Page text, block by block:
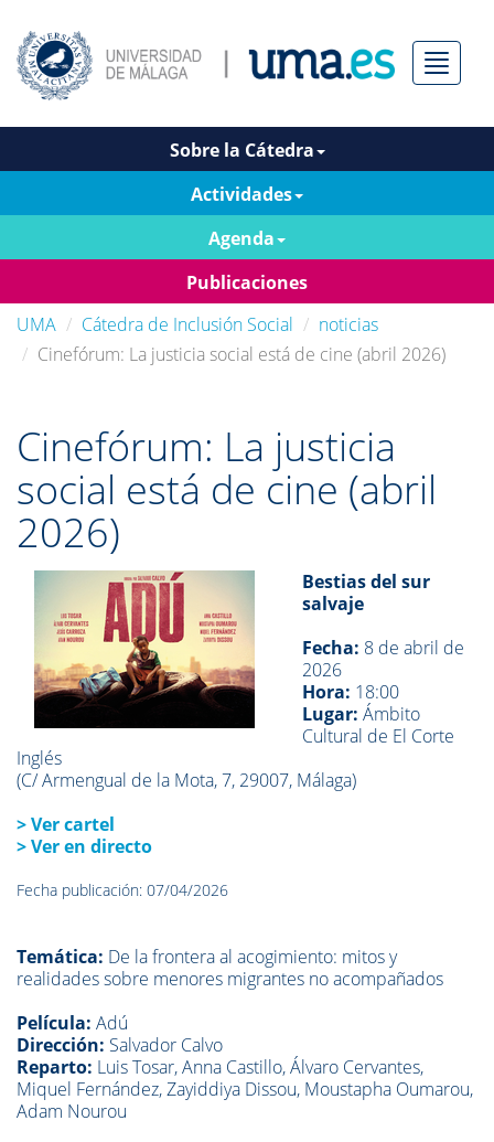
Menú
Sobre la Cátedra
Actividades
Agenda
Publicaciones
UMA
Cátedra de Inclusión Social
noticias
Cinefórum: La justicia social está de cine (abril 2026)
Cinefórum: La justicia
social está de cine (abril
2026)
Bestias del sur
salvaje
Fecha: 8 de abril de
2026
Hora: 18:00
Lugar: Ámbito
Cultural de El Corte
Inglés
(C/ Armengual de la Mota, 7, 29007, Málaga)
> Ver cartel
> Ver en directo
Fecha publicación: 07/04/2026
Temática: De la frontera al acogimiento: mitos y
realidades sobre menores migrantes no acompañados
Película: Adú
Dirección: Salvador Calvo
Reparto: Luis Tosar, Anna Castillo, Álvaro Cervantes,
Miquel Fernández, Zayiddiya Dissou, Moustapha Oumarou,
Adam Nourou